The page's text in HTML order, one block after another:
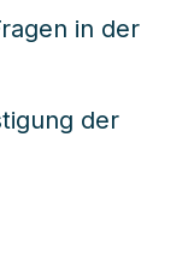
in der
der